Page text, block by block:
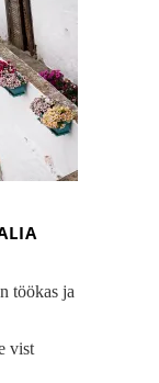
töökas ja
vist